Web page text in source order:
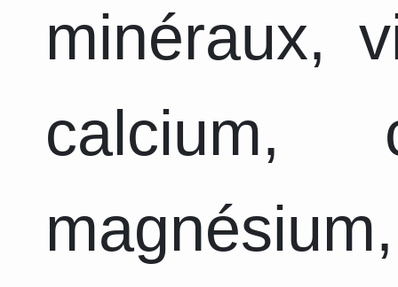
minéraux,
calcium,